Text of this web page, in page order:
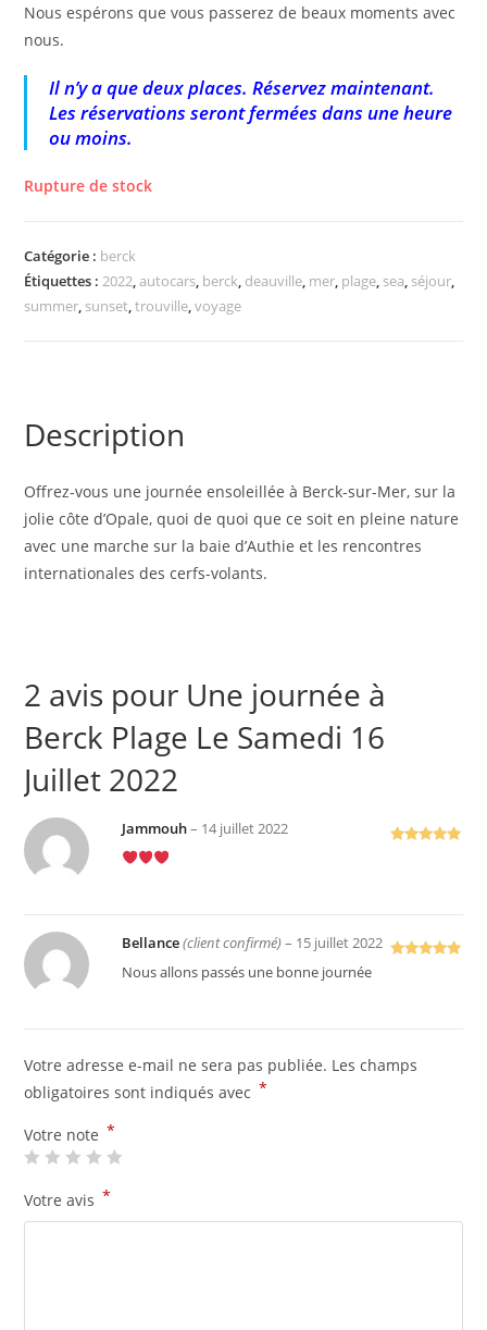
Nous espérons que vous passerez de beaux moments avec
nous.
Il n’y a que deux places. Réservez maintenant.
Les réservations seront fermées dans une heure
ou moins.
Rupture de stock
Catégorie : berck
Étiquettes :2022,autocars, berck, deauville, mer, plage, sea, séjour,
summer, sunset,trouville,voyage
Description
Offrez-vous une journée ensoleillée à Berck-sur-Mer, sur la
jolie côte d’Opale, quoi de quoi que ce soit en pleine nature
avec une marche sur la baie d’Authie et les rencontres
internationales des cerfs-volants.
2 avis pour Une journée à
Berck Plage Le Samedi 16
Juillet 2022
Jammouh– 14 juillet 2022
Bellance(client confirmé) – 15 juillet 2022
Nous allons passés une bonne journée
Votre adresse e-mail ne sera pas publiée. Les champs
obligatoires sont indiqués avec *
Votre note *
Votre avis *